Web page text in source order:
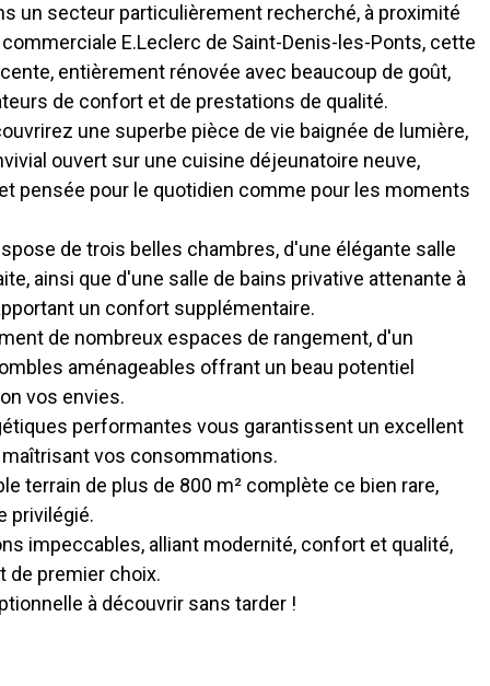
un secteur particulièrement recherché, à proximité
E.Leclerc de Saint-Denis-les-Ponts, cette
entièrement rénovée avec beaucoup de goût,
de confort et de prestations de qualité.
une superbe pièce de vie baignée de lumière,
ouvert sur une cuisine déjeunatoire neuve,
pensée pour le quotidien comme pour les moments
de trois belles chambres, d'une élégante salle
ainsi que d'une salle de bains privative attenante à
un confort supplémentaire.
de nombreux espaces de rangement, d'un
aménageables offrant un beau potentiel
vos envies.
performantes vous garantissent un excellent
vos consommations.
terrain de plus de 800 m² complète ce bien rare,
privilégié.
impeccables, alliant modernité, confort et qualité,
de premier choix.
à découvrir sans tarder !